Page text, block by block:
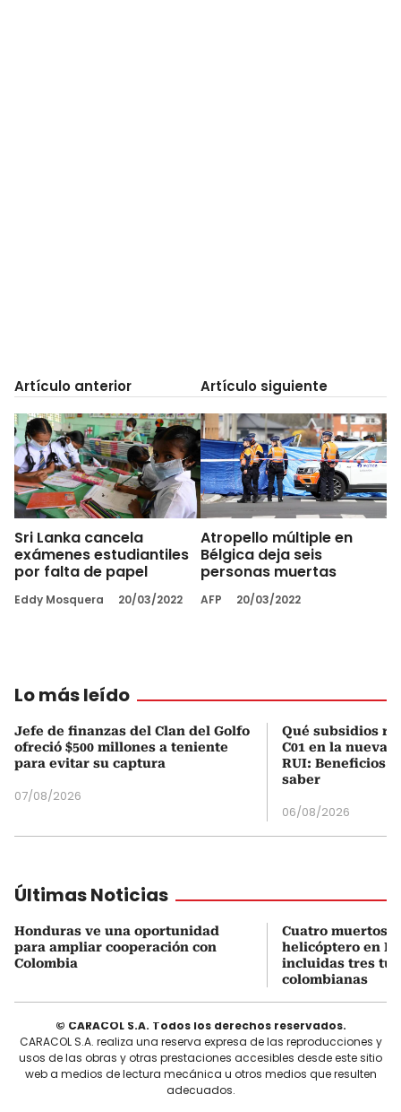
Artículo anterior
Sri Lanka cancela
exámenes estudiantiles
por falta de papel
Eddy Mosquera 20/03/2022
Artículo siguiente
Atropello múltiple en
Bélgica deja seis
personas muertas
AFP 20/03/2022
Lo más leído
Jefe de finanzas del Clan del Golfo
ofreció $500 millones a teniente
para evitar su captura
07/08/2026
Qué subsidios
C01 en la nueva
RUI: Beneficios
saber
06/08/2026
Últimas Noticias
Honduras ve una oportunidad
para ampliar cooperación con
Colombia
Cuatro muertos
helicóptero en
incluidas tres
colombianas
© CARACOL S.A. Todos los derechos reservados.
CARACOL S.A. realiza una reserva expresa de las reproducciones y
usos de las obras y otras prestaciones accesibles desde este sitio
web a medios de lectura mecánica u otros medios que resulten
adecuados.